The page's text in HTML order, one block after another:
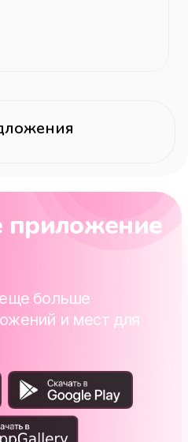
приложение
больше
и мест для